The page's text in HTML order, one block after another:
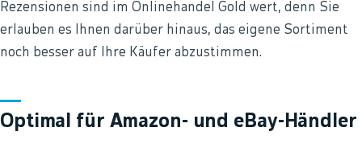
Rezensionen sind im Onlinehandel Gold wert, denn Sie
erlauben es Ihnen darüber hinaus, das eigene Sortiment
noch besser auf Ihre Käufer abzustimmen.
Optimal für Amazon- und eBay-Händler